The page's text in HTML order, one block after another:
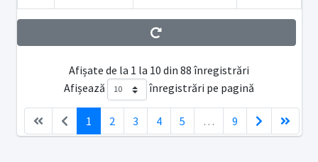
Afișate de la 1 la 10 din 88 înregistrări
Afișează
înregistrări pe pagină
1 2 3 4 5 … 9